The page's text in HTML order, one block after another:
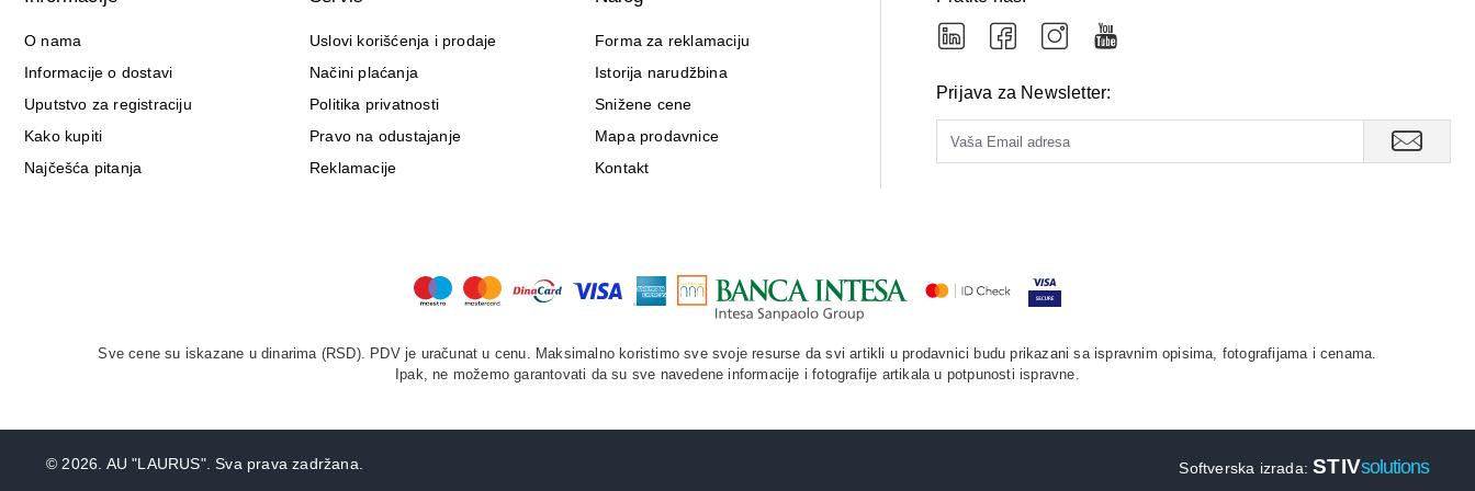
O nama
Informacije o dostavi
Uputstvo za registraciju
Kako kupiti
Najčešća pitanja
Uslovi korišćenja i prodaje
Načini plaćanja
Politika privatnosti
Pravo na odustajanje
Reklamacije
Forma za reklamaciju
Istorija narudžbina
Snižene cene
Mapa prodavnice
Kontakt
Prijava za Newsletter:
Sve cene su iskazane u dinarima (RSD). PDV je uračunat u cenu. Maksimalno koristimo sve svoje resurse da svi artikli u prodavnici budu prikazani sa ispravnim opisima, fotografijama i cenama.
Ipak, ne možemo garantovati da su sve navedene informacije i fotografije artikala u potpunosti ispravne.
© 2026. AU "LAURUS". Sva prava zadržana. Softverska izrada:STIVsolutions